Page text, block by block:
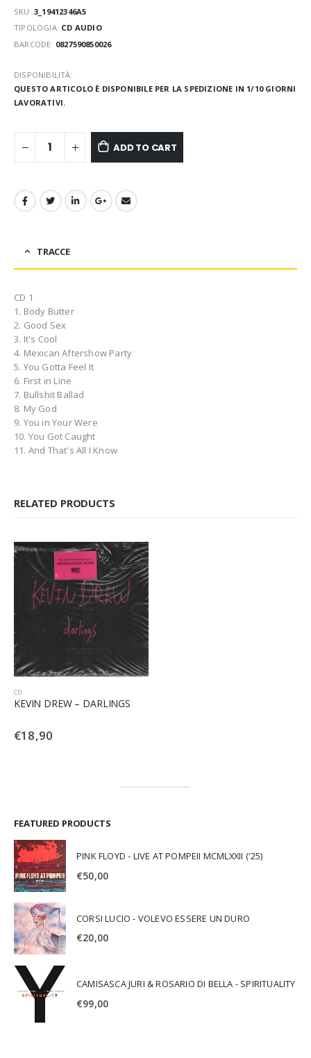
SKU: 3_19412346A5
TIPOLOGIA: CD AUDIO
BARCODE: 0827590850026
DISPONIBILITÀ:
QUESTO ARTICOLO È DISPONIBILE PER LA SPEDIZIONE IN 1/10 GIORNI
LAVORATIVI.
ADD TO CART
TRACCE
CD 1
1. Body Butter
2. Good Sex
3. It's Cool
4. Mexican Aftershow Party
5. You Gotta Feel It
6. First in Line
7. Bullshit Ballad
8. My God
9. You in Your Were
10. You Got Caught
11. And That's All I Know
RELATED PRODUCTS
CD
KEVIN DREW – DARLINGS
€18,90
FEATURED PRODUCTS
PINK FLOYD - LIVE AT POMPEII MCMLXXII ('25)
€50,00
CORSI LUCIO - VOLEVO ESSERE UN DURO
€20,00
CAMISASCA JURI & ROSARIO DI BELLA - SPIRITUALITY
€99,00